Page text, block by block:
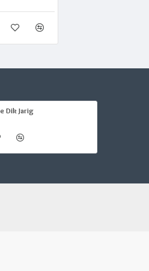
Dik Jarig